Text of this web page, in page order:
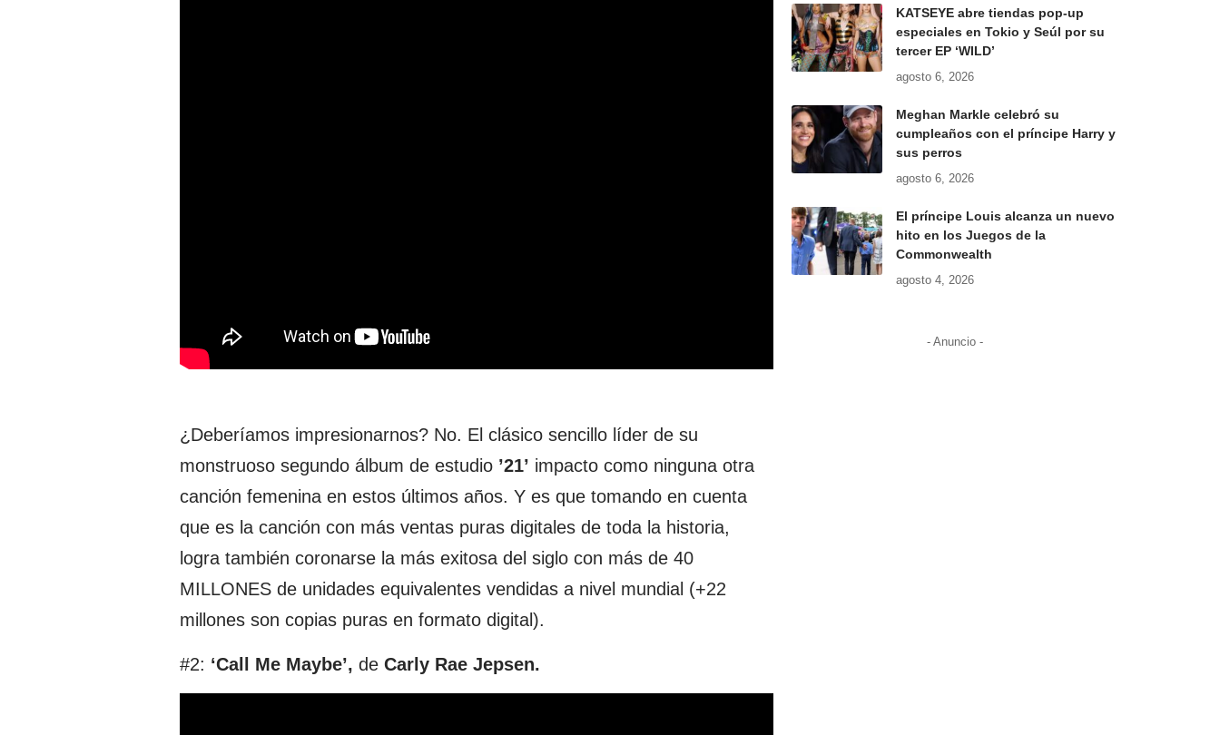
¿Deberíamos impresionarnos? No. El clásico sencillo líder de su
monstruoso segundo álbum de estudio ’21’ impacto como ninguna otra
canción femenina en estos últimos años. Y es que tomando en cuenta
que es la canción con más ventas puras digitales de toda la historia,
logra también coronarse la más exitosa del siglo con más de 40
MILLONES de unidades equivalentes vendidas a nivel mundial (+22
millones son copias puras en formato digital).
#2: ‘Call Me Maybe’, de Carly Rae Jepsen.
KATSEYE abre tiendas pop-up
especiales en Tokio y Seúl por su
tercer EP ‘WILD’
agosto 6, 2026
Meghan Markle celebró su
cumpleaños con el príncipe Harry y
sus perros
agosto 6, 2026
El príncipe Louis alcanza un nuevo
hito en los Juegos de la
Commonwealth
agosto 4, 2026
- Anuncio -